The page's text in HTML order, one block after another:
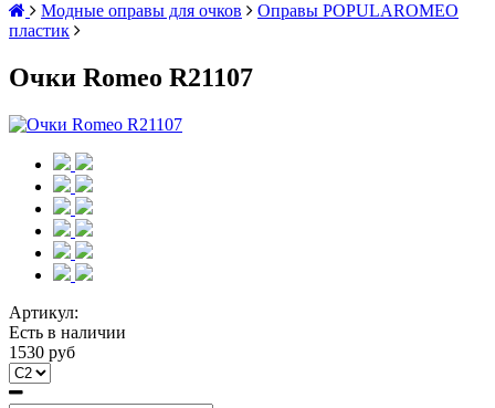
Модные оправы для очков
Оправы POPULAROMEO
пластик
Oчки Romeo R21107
Артикул:
Есть в наличии
1530 руб